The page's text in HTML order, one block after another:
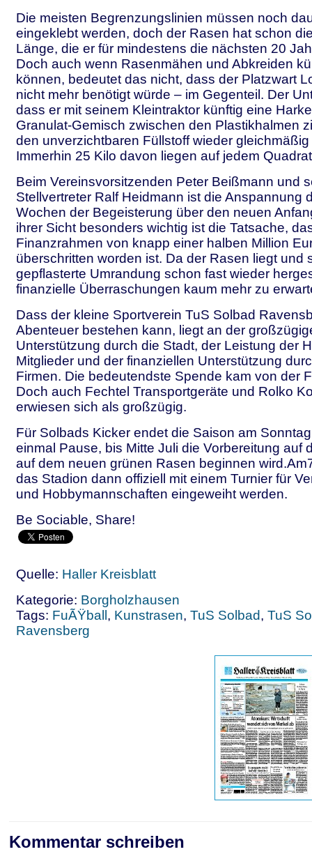
Die meisten Begrenzungslinien müssen noch
eingeklebt werden, doch der Rasen hat schon
Länge, die er für mindestens die nächsten 20
Doch auch wenn Rasenmähen und Abkreiden
können, bedeutet das nicht, dass der Platzwart
nicht mehr benötigt würde – im Gegenteil. Der
dass er mit seinem Kleintraktor künftig eine
Granulat-Gemisch zwischen den Plastikhalmen
den unverzichtbaren Füllstoff wieder gleichmäßig
Immerhin 25 Kilo davon liegen auf jedem
Beim Vereinsvorsitzenden Peter Beißmann und
Stellvertreter Ralf Heidmann ist die Anspannung
Wochen der Begeisterung über den neuen
ihrer Sicht besonders wichtig ist die Tatsache,
Finanzrahmen von knapp einer halben Million
überschritten worden ist. Da der Rasen liegt und
gepflasterte Umrandung schon fast wieder
finanzielle Überraschungen kaum mehr zu
Dass der kleine Sportverein TuS Solbad
Abenteuer bestehen kann, liegt an der
Unterstützung durch die Stadt, der Leistung der
Mitglieder und der finanziellen Unterstützung
Firmen. Die bedeutendste Spende kam von der
Doch auch Fechtel Transportgeräte und Rolko
erwiesen sich als großzügig.
Für Solbads Kicker endet die Saison am
einmal Pause, bis Mitte Juli die Vorbereitung auf
auf dem neuen grünen Rasen beginnen
das Stadion dann offiziell mit einem Turnier für
und Hobbymannschaften eingeweiht werden.
Be Sociable, Share!
Quelle: Haller Kreisblatt
Kategorie: Borgholzhausen
Tags: FuÃŸball , Kunstrasen, TuS Solbad, TuS
Ravensberg
Kommentar schreiben